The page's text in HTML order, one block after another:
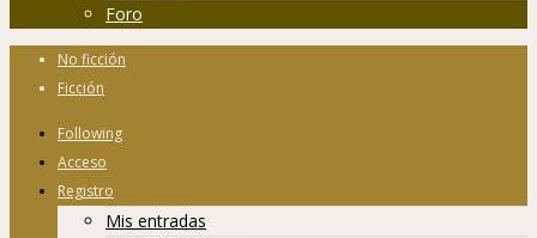
Foro
No ficción
Ficción
Following
Acceso
Registro
Mis entradas